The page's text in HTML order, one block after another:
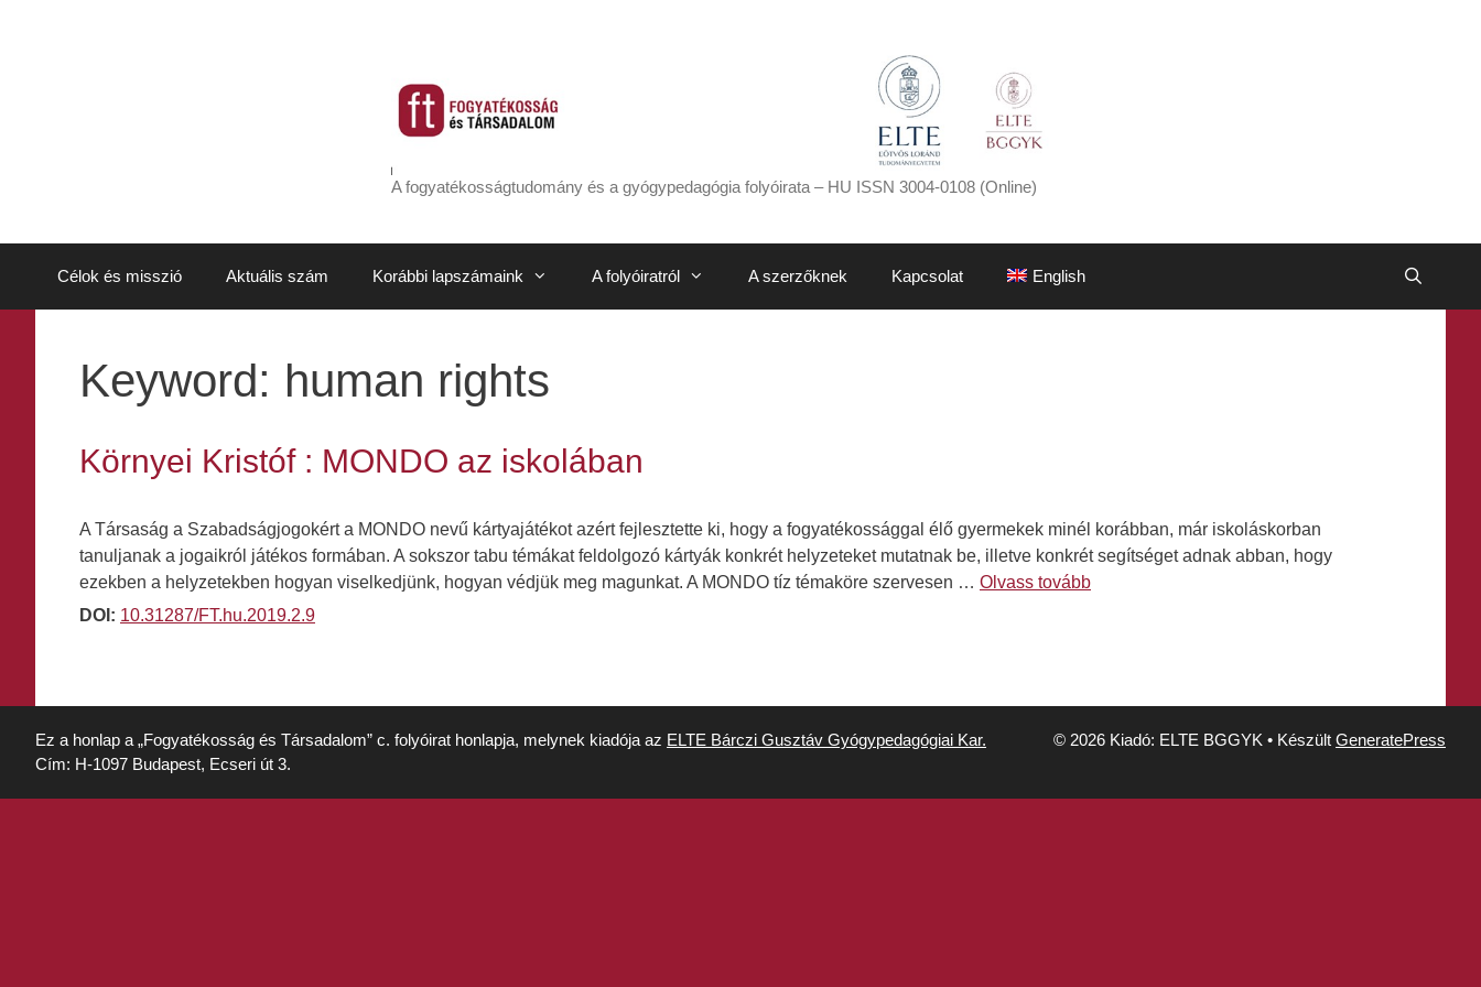
A fogyatékosságtudomány és a gyógypedagógia folyóirata – HU ISSN 3004-0108 (Online)
Célok és misszió Aktuális szám Korábbi lapszámaink A folyóiratról A szerzőknek Kapcsolat English
Keyword: human rights
Környei Kristóf : MONDO az iskolában
A Társaság a Szabadságjogokért a MONDO nevű kártyajátékot azért fejlesztette ki, hogy a fogyatékossággal élő gyermekek minél korábban, már iskoláskorban
tanuljanak a jogaikról játékos formában. A sokszor tabu témákat feldolgozó kártyák konkrét helyzeteket mutatnak be, illetve konkrét segítséget adnak abban, hogy
ezekben a helyzetekben hogyan viselkedjünk, hogyan védjük meg magunkat. A MONDO tíz témaköre szervesen … Olvass tovább
DOI: 10.31287/FT.hu.2019.2.9
Ez a honlap a „Fogyatékosság és Társadalom” c. folyóirat honlapja, melynek kiadója az ELTE Bárczi Gusztáv Gyógypedagógiai Kar.
Cím: H-1097 Budapest, Ecseri út 3.
© 2026 Kiadó: ELTE BGGYK • Készült GeneratePress